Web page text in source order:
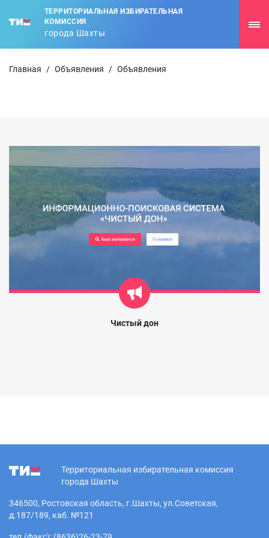
ТЕРРИТОРИАЛЬНАЯ ИЗБИРАТЕЛЬНАЯ
КОМИССИЯ
города Шахты
Главная / Объявления / Объявления
Чистый дон
Территориальная избирательная комиссия
города Шахты
346500, Ростовская область, г.Шахты, ул.Советская,
д.187/189, каб. №121